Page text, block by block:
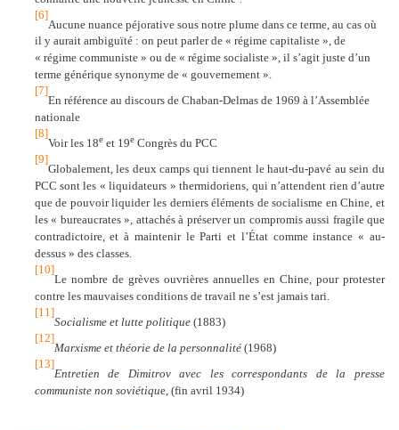
[6]
Aucune nuance péjorative sous notre plume dans ce terme, au cas où
il y aurait ambiguïté : on peut parler de « régime capitaliste », de
« régime communiste » ou de « régime socialiste », il s’agit juste d’un
terme générique synonyme de « gouvernement ».
[7]
En référence au discours de Chaban-Delmas de 1969 à l’Assemblée
nationale
[8]
Voir les 18eet 19eCongrès du PCC
[9]
Globalement, les deux camps qui tiennent le haut-du-pavé au sein du
PCC sont les « liquidateurs » thermidoriens, qui n’attendent rien d’autre
que de pouvoir liquider les derniers éléments de socialisme en Chine, et
les « bureaucrates », attachés à préserver un compromis aussi fragile que
contradictoire, et à maintenir le Parti et l’État comme instance « au-
dessus » des classes.
[10]
Le nombre de grèves ouvrières annuelles en Chine, pour protester
contre les mauvaises conditions de travail ne s’est jamais tari.
[11]
Socialisme et lutte politique(1883)
[12]
Marxisme et théorie de la personnalité(1968)
[13]
Entretien de Dimitrov avec les correspondants de la presse
communiste non soviétique, (fin avril 1934)